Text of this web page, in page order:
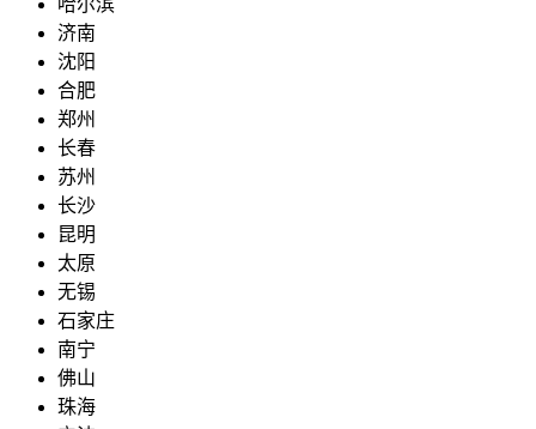
哈尔滨
济南
沈阳
合肥
郑州
长春
苏州
长沙
昆明
太原
无锡
石家庄
南宁
佛山
珠海